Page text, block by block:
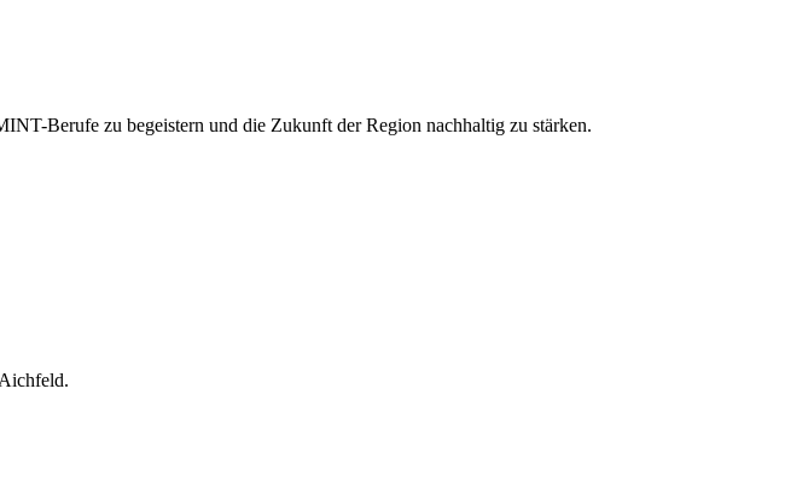
Berufe zu begeistern und die Zukunft der Region nachhaltig zu stärken.